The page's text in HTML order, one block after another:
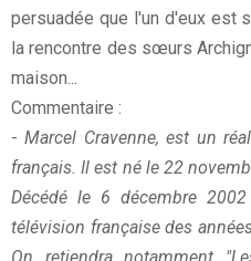
persuadée que l'un d'eux est
la rencontre des sœurs
maison...
Commentaire :
-Marcel Cravenne, est un
français. Il est né le 22
Décédé le 6 décembre
télévision française des